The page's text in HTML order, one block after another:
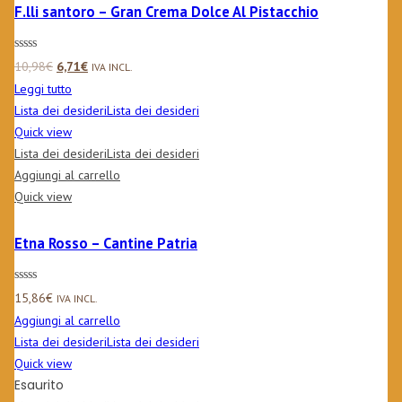
F.lli santoro – Gran Crema Dolce Al Pistacchio
10,98€ Il
prezzo
originale
era:
10,98€.
6,71€Il
attuale
6,71€.
IVA INCL.
Leggi tutto
Lista dei desideriLista dei desideri
Quick view
Lista dei desideriLista dei desideri
Aggiungi al carrello
Quick view
Etna Rosso – Cantine Patria
15,86€ IVA INCL.
Aggiungi al carrello
Lista dei desideriLista dei desideri
Quick view
Esaurito